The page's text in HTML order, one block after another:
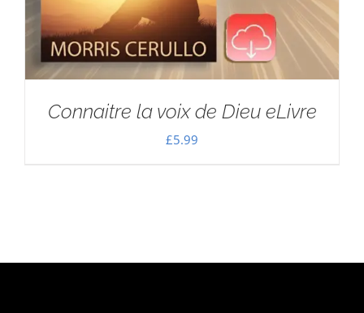
Connaitre la voix de Dieu eLivre
£5.99